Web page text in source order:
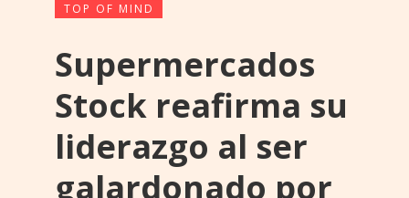
TOP OF MIND
Supermercados
Stock reafirma su
liderazgo al ser
galardonado por